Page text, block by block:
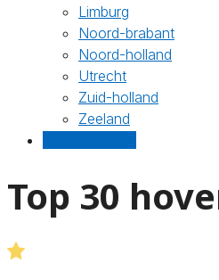
Limburg
Noord-brabant
Noord-holland
Utrecht
Zuid-holland
Zeeland
Top 30